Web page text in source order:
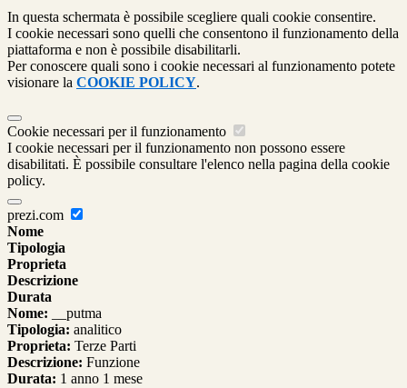
In questa schermata è possibile scegliere quali cookie consentire.
I cookie necessari sono quelli che consentono il funzionamento della
piattaforma e non è possibile disabilitarli.
Per conoscere quali sono i cookie necessari al funzionamento potete
visionare la COOKIE POLICY.
Cookie necessari per il funzionamento
I cookie necessari per il funzionamento non possono essere
disabilitati. È possibile consultare l'elenco nella pagina della cookie
policy.
prezi.com
Nome
Tipologia
Proprieta
Descrizione
Durata
Nome: __putma
Tipologia: analitico
Proprieta: Terze Parti
Descrizione: Funzione
Durata: 1 anno 1 mese